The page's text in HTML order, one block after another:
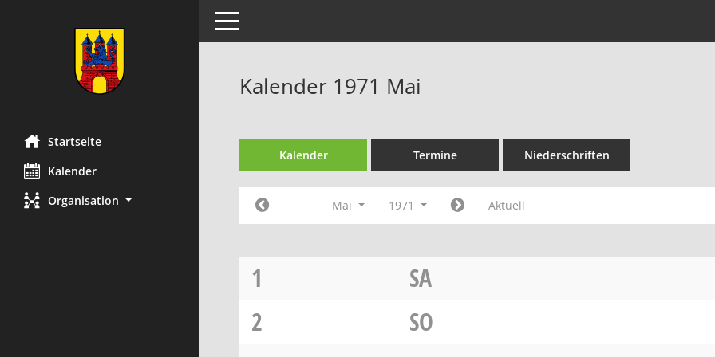
Startseite
Kalender
Organisation
Toggle navigation
Kalender 1971 Mai
Kalender Termine Niederschriften
Mai 1971 Aktuell
1
SA
2
SO